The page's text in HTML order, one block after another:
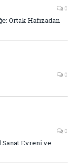
0
Ortak Hafızadan
0
0
Sanat Evreni ve